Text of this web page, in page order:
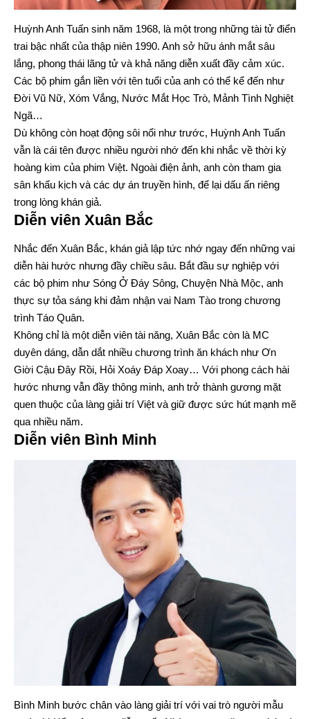
Huỳnh Anh Tuấn sinh năm 1968, là một trong những tài tử điển
trai bậc nhất của thập niên 1990. Anh sở hữu ánh mắt sâu
lắng, phong thái lãng tử và khả năng diễn xuất đầy cảm xúc.
Các bộ phim gắn liền với tên tuổi của anh có thể kể đến như
Đời Vũ Nữ, Xóm Vắng, Nước Mắt Học Trò, Mảnh Tình Nghiệt
Ngã…
Dù không còn hoạt động sôi nổi như trước, Huỳnh Anh Tuấn
vẫn là cái tên được nhiều người nhớ đến khi nhắc về thời kỳ
hoàng kim của phim Việt. Ngoài điện ảnh, anh còn tham gia
sân khấu kịch và các dự án truyền hình, để lại dấu ấn riêng
trong lòng khán giả.
Diễn viên Xuân Bắc
Nhắc đến Xuân Bắc, khán giả lập tức nhớ ngay đến những vai
diễn hài hước nhưng đầy chiều sâu. Bắt đầu sự nghiệp với
các bộ phim như Sóng Ở Đáy Sông, Chuyện Nhà Mộc, anh
thực sự tỏa sáng khi đảm nhận vai Nam Tào trong chương
trình Táo Quân.
Không chỉ là một diễn viên tài năng, Xuân Bắc còn là MC
duyên dáng, dẫn dắt nhiều chương trình ăn khách như Ơn
Giời Cậu Đây Rồi, Hỏi Xoáy Đáp Xoay… Với phong cách hài
hước nhưng vẫn đầy thông minh, anh trở thành gương mặt
quen thuộc của làng giải trí Việt và giữ được sức hút mạnh mẽ
qua nhiều năm.
Diễn viên Bình Minh
Bình Minh bước chân vào làng giải trí với vai trò người mẫu